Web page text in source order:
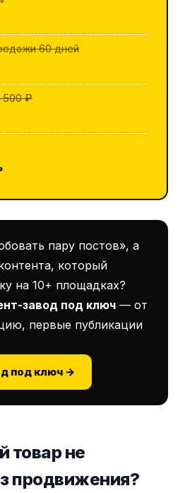
60 дней
500 ₽
пару постов», а
который
на 10+ площадках?
завод под ключ — от
первые публикации
под ключ →
товар не
продвижения?